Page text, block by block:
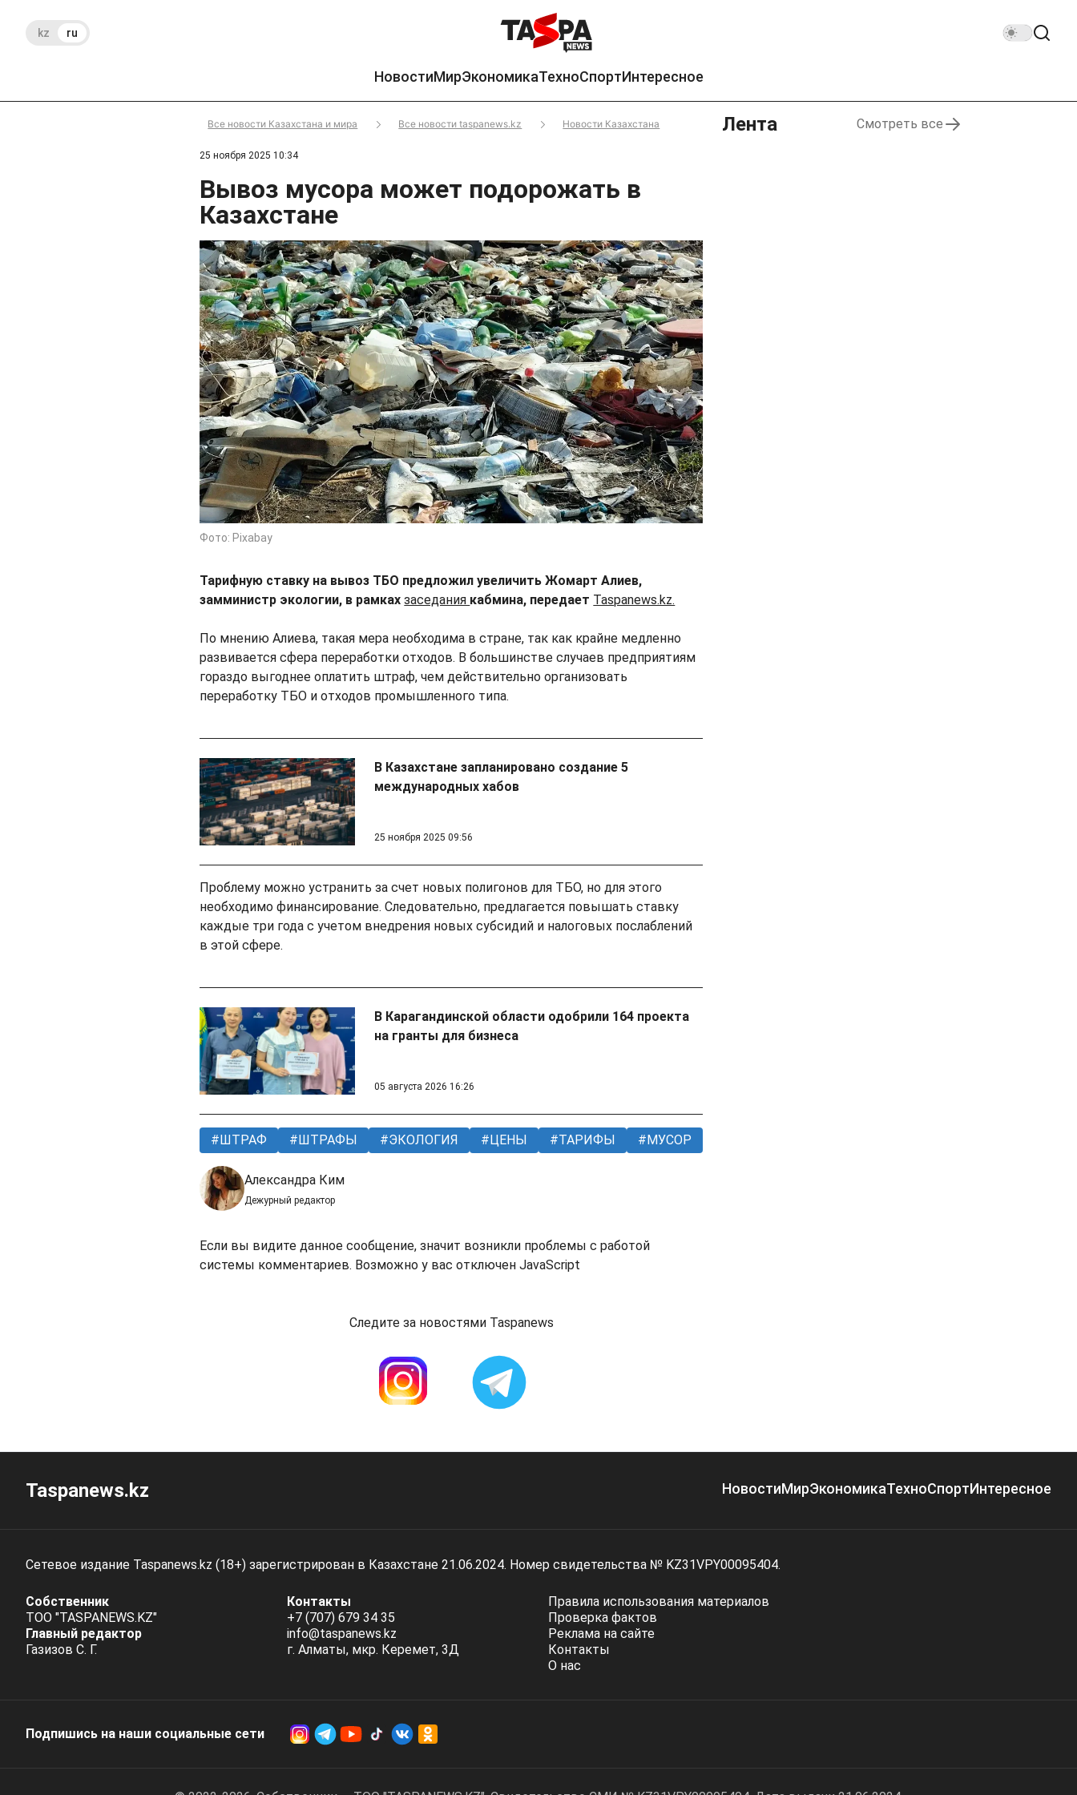
kz ru
НовостиМирЭкономикаТехноСпортИнтересное
Все новости Казахстана и мира Все новости taspanews.kz Новости Казахстана
25 ноября 2025 10:34
Вывоз мусора может подорожать в
Казахстане
Фото: Pixabay
Тарифную ставку на вывоз ТБО предложил увеличить Жомарт Алиев,
замминистр экологии, в рамкахзаседания кабмина, передает Taspanews.kz.
По мнению Алиева, такая мера необходима в стране, так как крайне медленно
развивается сфера переработки отходов. В большинстве случаев предприятиям
гораздо выгоднее оплатить штраф, чем действительно организовать
переработку ТБО и отходов промышленного типа.
В Казахстане запланировано создание 5
международных хабов
25 ноября 2025 09:56
Проблему можно устранить за счет новых полигонов для ТБО, но для этого
необходимо финансирование. Следовательно, предлагается повышать ставку
каждые три года с учетом внедрения новых субсидий и налоговых послаблений
в этой сфере.
В Карагандинской области одобрили 164 проекта
на гранты для бизнеса
05 августа 2026 16:26
ШТРАФ ШТРАФЫ ЭКОЛОГИЯ ЦЕНЫ ТАРИФЫ МУСОР
Александра Ким
Дежурный редактор
Если вы видите данное сообщение, значит возникли проблемы с работой
системы комментариев. Возможно у вас отключен JavaScript
Следите за новостями Taspanews
Лента Смотреть все
Taspanews.kz НовостиМирЭкономикаТехноСпортИнтересное
Сетевое издание Taspanews.kz (18+) зарегистрирован в Казахстане 21.06.2024. Номер свидетельства № KZ31VPY00095404.
Собственник
ТОО "TASPANEWS.KZ"
Главный редактор
Газизов С. Г.
Контакты
+7 (707) 679 34 35
info@taspanews.kz
г. Алматы, мкр. Керемет, 3Д
Правила использования материалов
Проверка фактов
Реклама на сайте
Контакты
О нас
Подпишись на наши социальные cети